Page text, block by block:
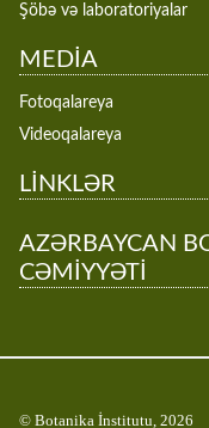
Şöbə və laboratoriyalar
MEDİA
Fotoqalareya
Videoqalareya
LİNKLƏR
AZƏRBAYCAN
CƏMİYYƏTİ
© Botanika İnstitutu, 2026